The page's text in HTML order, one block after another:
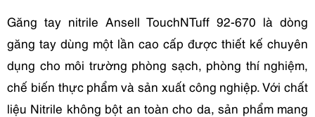
Găng tay nitrile Ansell TouchNTuff 92-670 là dòng
găng tay dùng một lần cao cấp được thiết kế chuyên
dụng cho môi trường phòng sạch, phòng thí nghiệm,
chế biến thực phẩm và sản xuất công nghiệp. Với chất
liệu Nitrile không bột an toàn cho da, sản phẩm mang